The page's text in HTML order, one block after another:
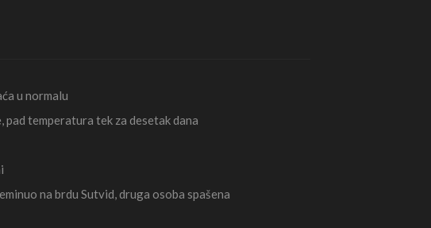
u normalu
temperatura tek za desetak dana
na brdu Sutvid, druga osoba spašena